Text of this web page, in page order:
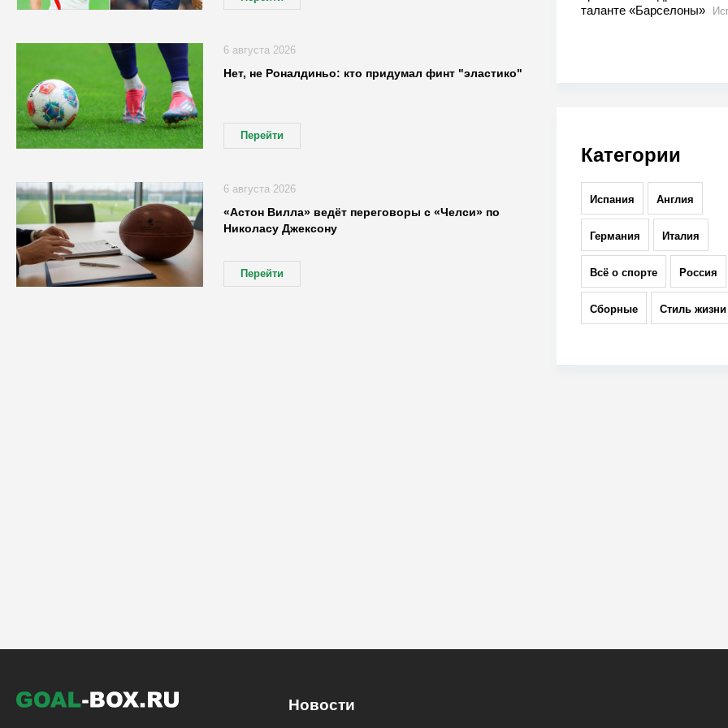
таланте «Барселоны»
Категории
Испания Англия
Германия Италия
Всё о спорте Россия
Сборные Стиль жизни
Нет, не Роналдиньо: кто придумал финт "эластико"
Перейти
6 августа 2026
«Астон Вилла» ведёт переговоры с «Челси» по
Николасу Джексону
Перейти
6 августа 2026
Новости